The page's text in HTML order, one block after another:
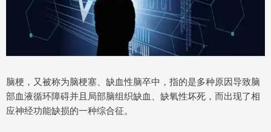
脑梗，又被称为脑梗塞、缺血性脑卒中，指的是多种原因导致脑
部血液循环障碍并且局部脑组织缺血、缺氧性坏死，而出现了相
应神经功能缺损的一种综合征。